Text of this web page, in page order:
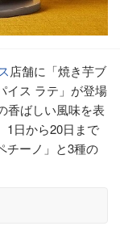
店舗に「焼き芋ブ
イス ラテ」が登場
香ばしい風味を表
1日から20日まで
チーノ」と3種の